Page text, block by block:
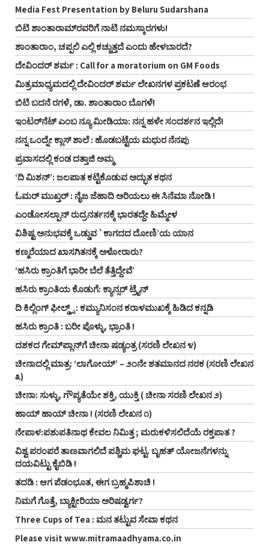
Media Fest Presentation by Beluru Sudarshana
ಬಿಟಿ ಶಾಂತಾರಾಮ್‌ರವರಿಗೆ ನಾಟಿ ನಮಸ್ಕಾರಗಳು!
ಶಾಂತಾರಾಂ, ಚಪ್ಪಲಿ ಎಲ್ಲಿ ಕಚ್ಚುತ್ತದೆ ಎಂದು ಹೇಳಬಾರದೆ?
ದೇವಿಂದರ್ ಶರ್ಮ : Call for a moratorium on GM Foods
ಮಿತ್ರಮಾಧ್ಯಮದಲ್ಲಿ ದೇವಿಂದರ್ ಶರ್ಮ ಲೇಖನಗಳ ಪ್ರಕಟಣೆ ಆರಂಭ
ಬಿಟಿ ಬದನೆ ರಗಳೆ, ಡಾ. ಶಾಂತಾರಾಂ ಬೊಗಳೆ!
ಇಂಟರ್‌ನೆಟ್ ಎಂಬ ನ್ಯೂ ಮೀಡಿಯಾ: ನನ್ನ ಹಳೇ ಸಂದರ್ಶನ ಇಲ್ಲಿದೆ!
ನನ್ನ ಒಂದ್ನೇ ಕ್ಲಾಸ್ ಶಾಲೆ : ಹೊಡಬಟ್ಟೆಯ ಮಧುರ ನೆನಪು
ಪ್ರವಾಸದಲ್ಲಿ ಕಂಡ ದತ್ತಾಜಿ ಅಮ್ಮ
‘ದಿ ಮಿಶನ್’: ಜಲಪಾತ ಕಟ್ಟಿಕೊಡುವ ಅದ್ಭುತ ಕಥನ
ಓಮರ್ ಮುಖ್ತರ್ : ನೈಜ ಜೆಹಾದಿ ಅರಿಯಲು ಈ ಸಿನೆಮಾ ನೋಡಿ !
ಎಂಡೋಸಲ್ಪಾನ್ ರುದ್ರನರ್ತನಕ್ಕೆ ಭಾರತದ್ದೇ ಹಿಮ್ಮೇಳ
ವಿಶಿಷ್ಟ ಅನುಭವಕ್ಕೆ ಒಡ್ಡುವ `ಕಾಗದದ ದೋಣಿ’ಯ ಯಾನ
ಕಣ್ಮರೆಯಾದ ಖಾಸಗಿತನಕ್ಕೆ ಅಳೋರಾರು?
‘ಹಸಿರು ಕ್ರಾಂತಿಗೆ ಭಾರೀ ಬೆಲೆ ತೆತ್ತಿದ್ದೇವೆ’
ಹಸಿರು ಕ್ರಾಂತಿಯ ಕೊಡುಗೆ: ಕ್ಯಾನ್ಸರ್ ಟ್ರೈನ್
ದಿ ಕಿಲ್ಲಿಂಗ್ ಫೀಲ್ಡ್ಸ್ : ಕಮ್ಯುನಿಸಂನ ಕರಾಳಮುಖಕ್ಕೆ ಹಿಡಿದ ಕನ್ನಡಿ
ಹಸಿರು ಕ್ರಾಂತಿ : ಬರೀ ಪೊಳ್ಳು, ಭ್ರಾಂತಿ !
ದಶಕದ ಗೇಮ್‌ಪ್ಲಾನ್‌ಗೆ ಚೀನಾ ಷಡ್ಯಂತ್ರ (ಸರಣಿ ಲೇಖನ ೪)
ಚೀನಾದಲ್ಲಿ ಮಾತ್ರ: ‘ಲಾಗೋಯ್’ – ೨೧ನೇ ಶತಮಾನದ ನರಕ (ಸರಣಿ ಲೇಖನ
೩)
ಚೀನಾ: ಸುಳ್ಳು, ಗೌಪ್ಯತೆಯೇ ಶಕ್ತಿ, ಯುಕ್ತಿ ( ಚೀನಾ ಸರಣಿ ಲೇಖನ ೨)
ಹಾಯ್ ಹಾಯ್ ಚೀನಾ ! (ಸರಣಿ ಲೇಖನ ೧)
ನೇಪಾಳ:ಪಶುಪತಿನಾಥ ಕೇವಲ ನಿಮಿತ್ತ ; ಮರುಕಳಿಸಲಿದೆಯೆ ರಕ್ತಪಾತ ?
ವಿಶ್ವ ಪರಂಪರೆ ತಾಣವಾಗಲಿದೆ ಪಶ್ಚಿಮ ಘಟ್ಟ. ಬೃಹತ್ ಯೋಜನೆಗಳನ್ನು
ದಯವಿಟ್ಟು ಕೈಬಿಡಿ !
ತದಡಿ : ಆಗ ಪೆಡಂಭೂತ, ಈಗ ಬ್ರಹ್ಮಪಿಶಾಚಿ !
ನಿಮಗೆ ಗೊತ್ತೆ, ಬ್ಯಾಕ್ಟೀರಿಯಾ ಅರಿಷಡ್ವರ್ಗ?
Three Cups of Tea : ಮನ ತಟ್ಟುವ ಸೇವಾ ಕಥನ
Please visit www.mitramaadhyama.co.in